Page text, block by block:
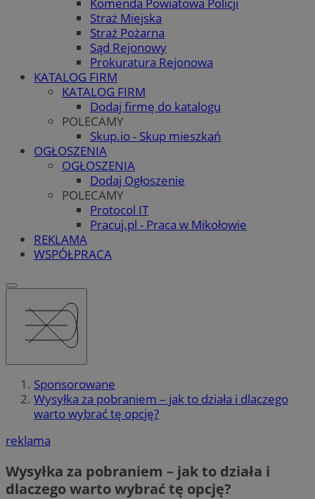
Straż Miejska
Straż Pożarna
Sąd Rejonowy
Prokuratura Rejonowa
KATALOG FIRM
KATALOG FIRM
Dodaj firmę do katalogu
POLECAMY
Skup.io - Skup mieszkań
OGŁOSZENIA
OGŁOSZENIA
Dodaj Ogłoszenie
POLECAMY
Protocol IT
Pracuj.pl - Praca w Mikołowie
REKLAMA
WSPÓŁPRACA
Sponsorowane
Wysyłka za pobraniem – jak to działa i dlaczego
warto wybrać tę opcję?
reklama
Wysyłka za pobraniem – jak to działa i
dlaczego warto wybrać tę opcję?